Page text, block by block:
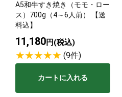
サステナブル・和牛
（熟）
千代幻豚
A5和牛すき焼き（モモ・ロー
ス）700g（4～6人前） 【送
料込】
11,180円(税込)
(9件)
カートに入れる